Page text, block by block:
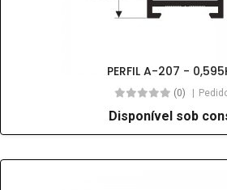
PERFIL A-207 -
(0)
Disponível sob